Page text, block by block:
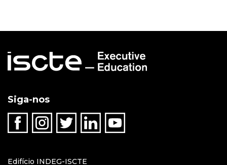
Siga-nos
Edifício INDEG-ISCTE